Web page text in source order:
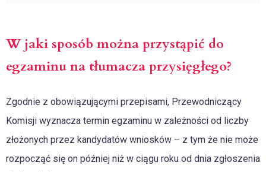
W jaki sposób można przystąpić do
egzaminu na tłumacza przysięgłego?
Zgodnie z obowiązującymi przepisami, Przewodniczący
Komisji wyznacza termin egzaminu w zależności od liczby
złożonych przez kandydatów wniosków – z tym że nie może
rozpocząć się on później niż w ciągu roku od dnia zgłoszenia